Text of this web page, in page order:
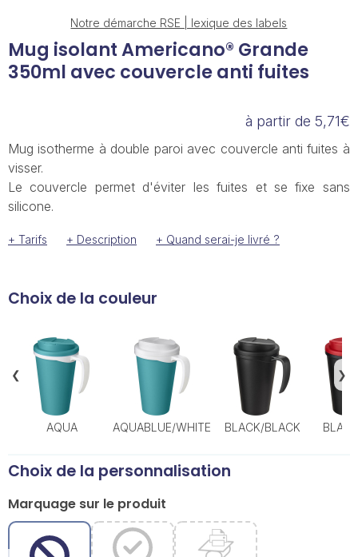
Notre démarche RSE | lexique des labels
Mug isolant Americano® Grande
350ml avec couvercle anti fuites
à partir de 5,71€
Mug isotherme à double paroi avec couvercle anti fuites à
visser.
Le couvercle permet d'éviter les fuites et se fixe sans
silicone.
+ Tarifs + Description + Quand serai-je livré ?
Choix de la couleur
AQUA AQUABLUE/WHITE BLACK/BLACK
❯
❮
Choix de la personnalisation
Marquage sur le produit